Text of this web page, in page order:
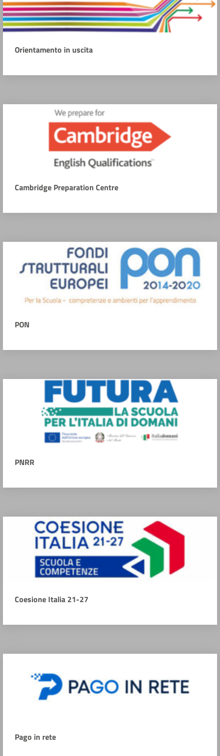
Orientamento in uscita
Cambridge Preparation Centre
PON
PNRR
Coesione Italia 21-27
Pago in rete